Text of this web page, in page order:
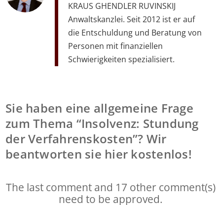
KRAUS GHENDLER RUVINSKIJ
Anwaltskanzlei. Seit 2012 ist er auf
die Entschuldung und Beratung von
Personen mit finanziellen
Schwierigkeiten spezialisiert.
Sie haben eine allgemeine Frage
zum Thema “Insolvenz: Stundung
der Verfahrenskosten”? Wir
beantworten sie hier kostenlos!
The last comment and 17 other comment(s)
need to be approved.